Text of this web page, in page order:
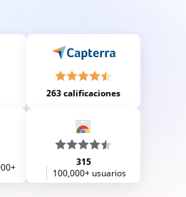
263 calificaciones
315
100,000+ usuarios